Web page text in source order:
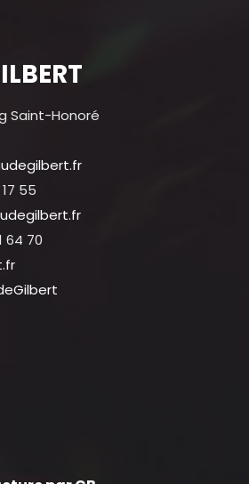
Saint-Honoré
55
64 70